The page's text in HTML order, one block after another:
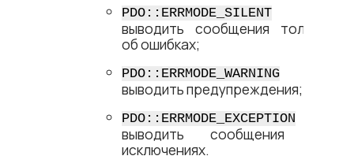
PDO::ERRMODE_SILENT
выводить сообщения только
об ошибках;
PDO::ERRMODE_WARNING
выводить предупреждения;
PDO::ERRMODE_EXCEPTION
выводить сообщения об
исключениях.